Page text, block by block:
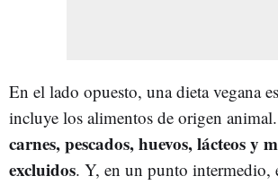
En el lado opuesto, una dieta vegana
incluye los alimentos de origen
carnes, pescados, huevos, lácteos y
excluidos. Y, en un punto intermedio,